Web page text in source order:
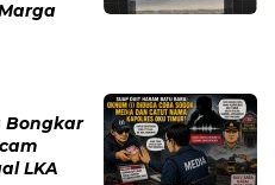
Bongkar
LKA